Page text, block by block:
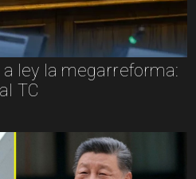
ley la megarreforma:
TC